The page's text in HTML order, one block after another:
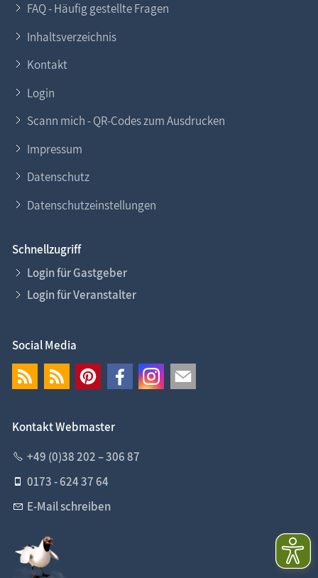
FAQ - Häufig gestellte Fragen
Inhaltsverzeichnis
Kontakt
Login
Scann mich - QR-Codes zum Ausdrucken
Impressum
Datenschutz
Datenschutzeinstellungen
Schnellzugriff
Login für Gastgeber
Login für Veranstalter
Social Media
Kontakt Webmaster
+49 (0)38 202 – 306 87
0173 - 624 37 64
E-Mail schreiben